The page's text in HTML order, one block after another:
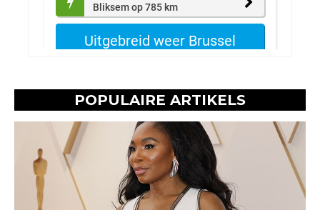
POPULAIRE ARTIKELS